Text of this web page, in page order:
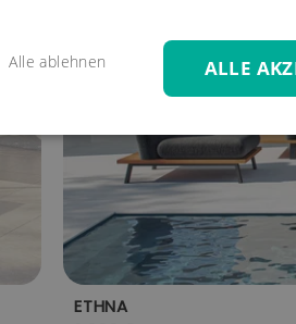
ETHNA
ALLE
Alle ablehnen